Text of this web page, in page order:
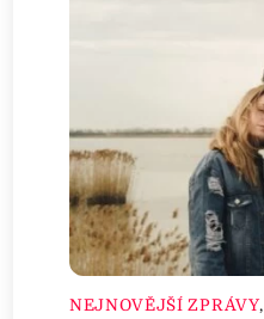
NEJNOVĚJŠÍ ZPRÁVY,